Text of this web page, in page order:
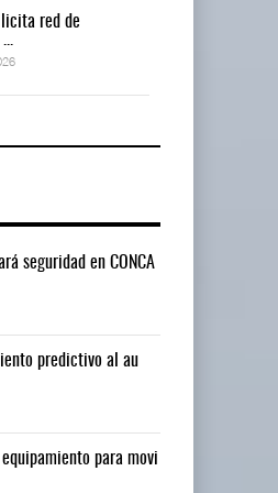
AMANAC, treinta y nueve años
05 AGO 2026
licita red de
seguridad en CONCA
predictivo al au
para movi